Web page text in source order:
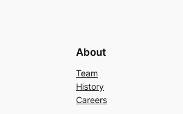
About
Team
History
Careers